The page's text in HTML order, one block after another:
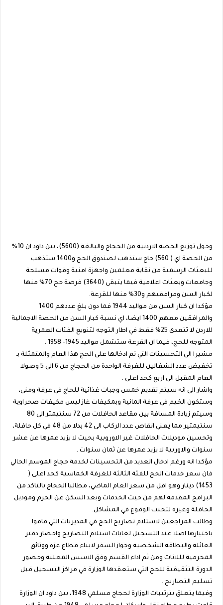
وحول توزيع الحصة الاردنية من الحجاج والبالغة (5600)، بين داود ان 10%
من الحصة اي ( 560) حاج ستذهب لصندوق الحج و1400 ستذهب
للبعثات الرسمية من نقابة معلمين واجهزة امنية وقوات مسلحة
وجامعات وبعثات اعلامية فيما يتبقى (3640) فرصة حج 70% منها
لكبار السن ومرافقيهم و30% منها للقرعة.
مؤكدا ان كبار السن من مواليد 1944 فما دون بلغ عددهم 1400
والمرافقين معهم 1400 ايضا، اي نسبة كبار السن من الحصة الاجمالية
للاردن لا تتعدى 25% فقط في اطار التوجه لتنويع الفئات العمرية
المتوجه للحج، فيما ان القرعة ستشمل مواليد 1945- 1958 .
مشيرا الى التحسينات التي تم ادخالها على الحج هذا العام والمتمثلة بـ
تخفيض عدد الشغالين للغرفة الواحدة من الحجاج من 6 الى 5 وصولا
العام المقبل الى اربع كحد اعلى .
واشار الى انه سيتم تقديم خمس وجبات غذائية للحاج في عرفة ومنى،
وستكون الخيم في عرفة المانية وبمكيفات غاز ليس مكيفات صحراوية
وسيتم زيادة المسافة بين مقاعد الحافلات من 72 سنتيمتر الى 80
سنتيمتير مما يعني انقاص عدد الركاب الى 42 بدلا من 48 في كل حافلة،
وتحسين موديلات الحافلات غير الاوروبية بحيث لا يزيد عمرها عن عشر
سنوات والاوربية لا يزيد عمرها عن ثمان سنوات .
مؤكدا انه ورغم ادخال العديد من التحسينات لخدمة حجاج الموسم الحالي
فان سعر خدمات الحج للفئة الثالثة للغرفة الخماسية كحد اعلى (
1453) دينار وهو اقل من سعر العام الماضي، مطالبا الحجاج بالتاكد من
البرامج المقدمة لهم من حيث الخدمات وبعد السكن عن الحرم وموديل
الحافلة وغيره لتجنب الوقوع في المشاكل.
وطالب المراجعين لاستلام تصاريح الحج في المديريات التي قاموا
باختيارها اصلا عند التسجيل لغايات استلام التصاريح واحضار دفتر
العائلة والبطاقة الشخصية وجواز السفر لابناء قطاع غزة ووثائق
المحرمية لللاناث ومن ثم اداء القسم وفق الاسس المعلنة وحضور
الدورة التثقيفية للحج التي ستعقدها الوزارة في مراكز التسجيل قبل
تسليم التصاريح .
وفيما يتعلق بترتيبات الوزارة لحجاج مسلمي 1948، بين داود ان الوزارة